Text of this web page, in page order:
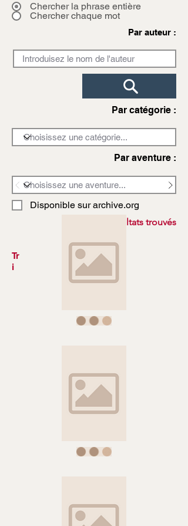
Chercher la phrase entière
Chercher chaque mot
Par auteur :
Par catégorie :
Par aventure :
Disponible sur archive.org
3972 résultats trouvés
Tr
i